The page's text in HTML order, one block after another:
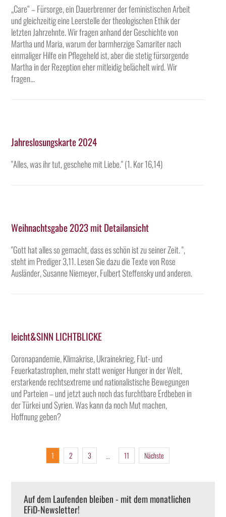
„Care“ – Fürsorge, ein Dauerbrenner der feministischen Arbeit
und gleichzeitig eine Leerstelle der theologischen Ethik der
letzten Jahrzehnte. Wir fragen anhand der Geschichte von
Martha und Maria, warum der barmherzige Samariter nach
einmaliger Hilfe ein Pflegeheld ist, aber die stetig fürsorgende
Martha in der Rezeption eher mitleidig belächelt wird. Wir
fragen...
Jahreslosungskarte 2024
"Alles, was ihr tut, geschehe mit Liebe." (1. Kor 16,14)
Weihnachtsgabe 2023 mit Detailansicht
"Gott hat alles so gemacht, dass es schön ist zu seiner Zeit. ",
steht im Prediger 3,11. Lesen Sie dazu die Texte von Rose
Ausländer, Susanne Niemeyer, Fulbert Steffensky und anderen.
leicht&SINN LICHTBLICKE
Coronapandemie, Klimakrise, Ukrainekrieg, Flut- und
Feuerkatastrophen, mehr statt weniger Hunger in der Welt,
erstarkende rechtsextreme und nationalistische Bewegungen
und Parteien – und jetzt auch noch das furchtbare Erdbeben in
der Türkei und Syrien. Was kann da noch Mut machen,
Hoffnung geben?
1 2 3 … 11 Nächste
Auf dem Laufenden bleiben - mit dem monatlichen
EFiD-Newsletter!